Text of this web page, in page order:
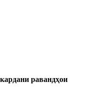
равандҳои